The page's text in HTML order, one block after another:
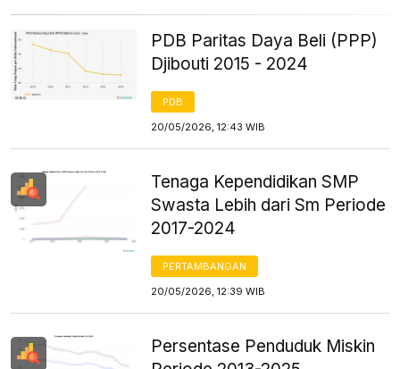
PDB Paritas Daya Beli (PPP)
Djibouti 2015 - 2024
PDB
20/05/2026, 12:43 WIB
Tenaga Kependidikan SMP
Swasta Lebih dari Sm Periode
2017-2024
PERTAMBANGAN
20/05/2026, 12:39 WIB
Persentase Penduduk Miskin